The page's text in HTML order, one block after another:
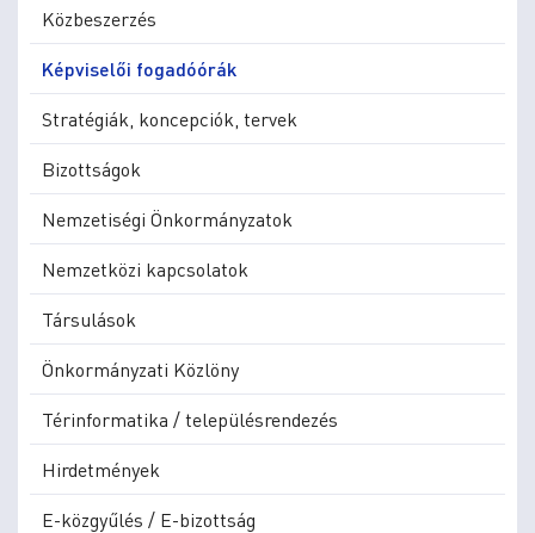
Közbeszerzés
Képviselői fogadóórák
Stratégiák, koncepciók, tervek
Bizottságok
Nemzetiségi Önkormányzatok
Nemzetközi kapcsolatok
Társulások
Önkormányzati Közlöny
Térinformatika / településrendezés
Hirdetmények
E-közgyűlés / E-bizottság